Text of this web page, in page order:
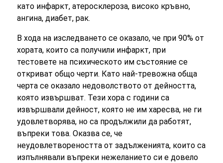
като инфаркт, атеросклероза, високо кръвно,
ангина, диабет, рак.
В хода на изследването се оказало, че при 90% от
хората, които са получили инфаркт, при
тестовете на психическото им състояние се
откриват общо черти. Като най-тревожна обща
черта се оказало недоволството от дейността,
която извършват. Тези хора с години са
извършвали дейност, която не им харесва, не ги
удовлетворява, но са продължили да работят,
въпреки това. Оказва се, че
неудовлетвореността от задълженията, които са
изпълнявали въпреки нежеланието си е довело